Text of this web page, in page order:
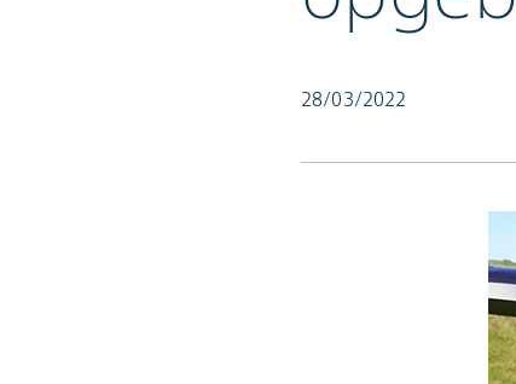
28/03/2022